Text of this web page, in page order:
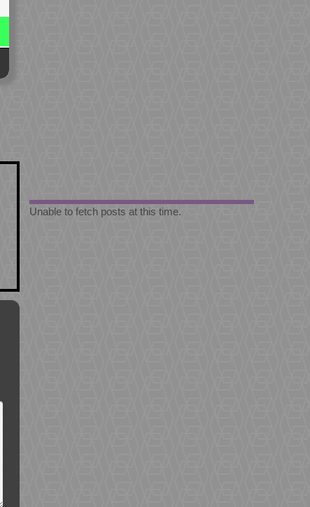
Unable to fetch posts at this time.